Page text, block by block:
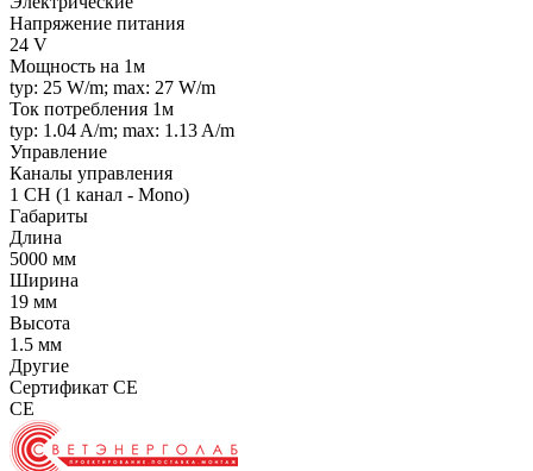
Напряжение питания
24 V
Мощность на 1м
typ: 25 W/m; max: 27 W/m
Ток потребления 1м
typ: 1.04 A/m; max: 1.13 A/m
Управление
Каналы управления
1 CH (1 канал - Mono)
Габариты
Длина
5000 мм
Ширина
19 мм
Высота
1.5 мм
Другие
Сертификат CE
CE